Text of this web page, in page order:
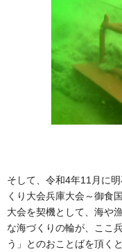
そして、令和4年11月に
くり大会兵庫大会～御食
大会を契機として、海や
な海づくりの輪が、ここ
う」とのおことばを頂く